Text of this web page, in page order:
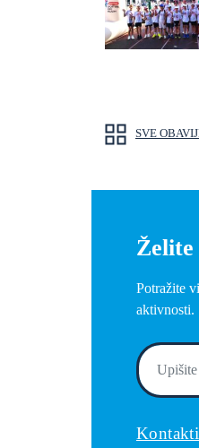
SVE
Želite
Potražite
aktivnosti.